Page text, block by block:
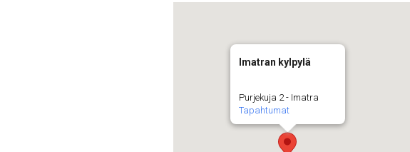
Imatran kylpylä
Purjekuja 2 - Imatra
Tapahtumat